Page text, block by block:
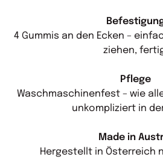
4 Gummis an den Ecken –
ziehen,
Pflege
Waschmaschinenfest – wie
unkompliziert in
Made in
Hergestellt in Österreich